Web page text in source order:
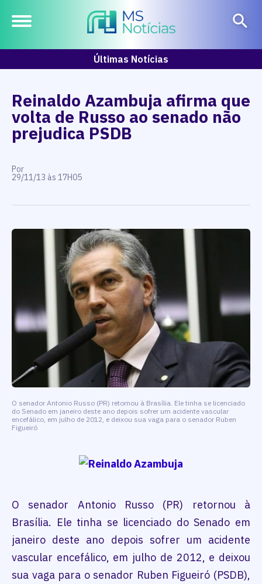
Últimas Notícias
Reinaldo Azambuja afirma que
volta de Russo ao senado não
prejudica PSDB
Por
29/11/13 às 17H05
O senador Antonio Russo (PR) retornou à Brasília. Ele tinha se licenciado
do Senado em janeiro deste ano depois sofrer um acidente vascular
encefálico, em julho de 2012, e deixou sua vaga para o senador Ruben
Figueiró
O senador Antonio Russo (PR) retornou à
Brasília. Ele tinha se licenciado do Senado em
janeiro deste ano depois sofrer um acidente
vascular encefálico, em julho de 2012, e deixou
sua vaga para o senador Ruben Figueiró (PSDB),